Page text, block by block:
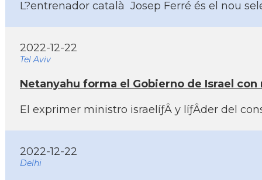
L?entrenador català Josep Ferré és el nou
2022-12-22
Tel Aviv
Netanyahu forma el Gobierno de Israel
El exprimer ministro israelíƒÂ­ y líƒÂ­der del
2022-12-22
Delhi